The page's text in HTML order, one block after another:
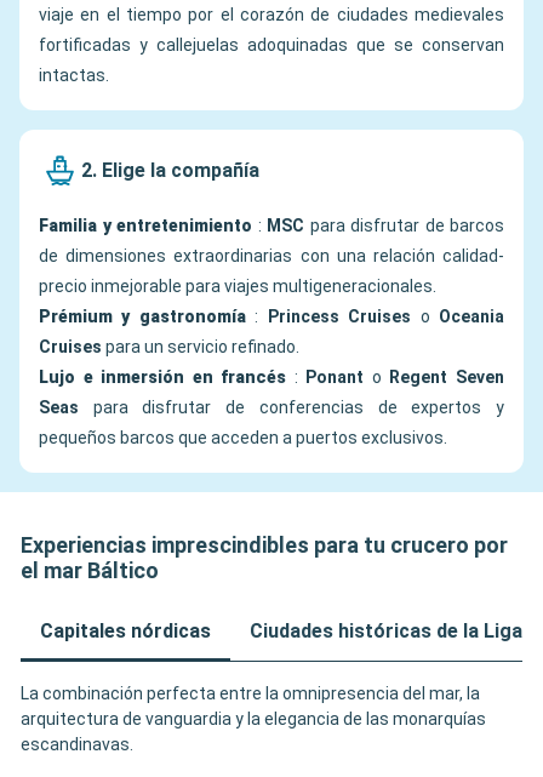
viaje en el tiempo por el corazón de ciudades medievales
fortificadas y callejuelas adoquinadas que se conservan
intactas.
2. Elige la compañía
Familia y entretenimiento : MSC para disfrutar de barcos
de dimensiones extraordinarias con una relación calidad-
precio inmejorable para viajes multigeneracionales.
Prémium y gastronomía: Princess Cruises o Oceania
Cruises para un servicio refinado.
Lujo e inmersión en francés : Ponant o
Regent Seven
Seas para disfrutar de conferencias de expertos y
pequeños barcos que acceden a puertos exclusivos.
Experiencias imprescindibles para tu crucero por
el mar Báltico
Capitales nórdicas Ciudades históricas de la Liga
La combinación perfecta entre la omnipresencia del mar, la
arquitectura de vanguardia y la elegancia de las monarquías
escandinavas.